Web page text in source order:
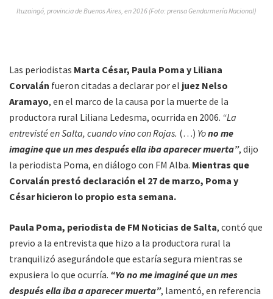
Ituzaingó, provincia de Buenos Aires, en 2016 (Foto: prensa Gendarmería Nacional)
Las periodistas Marta César, Paula Poma y Liliana
Corvalán fueron citadas a declarar por el juez Nelso
Aramayo, en el marco de la causa por la muerte de la
productora rural Liliana Ledesma, ocurrida en 2006. “La
entrevisté en Salta, cuando vino con Rojas. (…) Yono me
imagine que un mes después ella iba aparecer muerta”, dijo
la periodista Poma, en diálogo con FM Alba. Mientras que
Corvalán prestó declaración el 27 de marzo, Poma y
César hicieron lo propio esta semana.
Paula Poma, periodista de FM Noticias de Salta, contó que
previo a la entrevista que hizo a la productora rural la
tranquilizó asegurándole que estaría segura mientras se
expusiera lo que ocurría. “Yo no me imaginé que un mes
después ella iba a aparecer muerta”, lamentó, en referencia